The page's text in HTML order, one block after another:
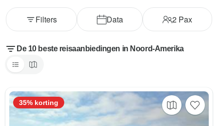
Data 2 Pax
Filters
De 10 beste reisaanbiedingen in Noord-Amerika
35% korting